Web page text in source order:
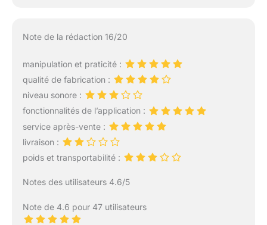
Note de la rédaction 16/20
manipulation et praticité :
qualité de fabrication :
niveau sonore :
fonctionnalités de l’application :
service après-vente :
livraison :
poids et transportabilité :
Notes des utilisateurs 4.6/5
Note de 4.6 pour 47 utilisateurs